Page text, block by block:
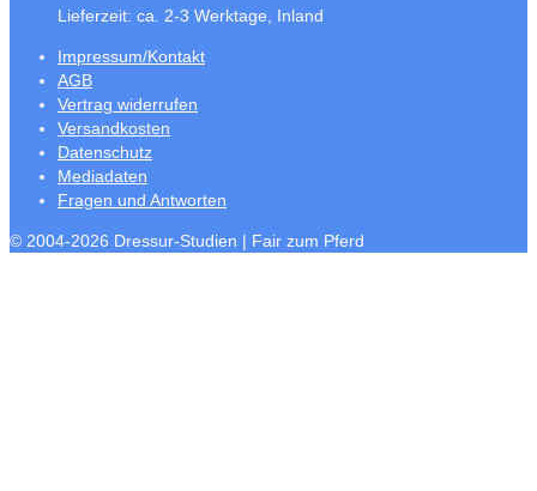
Lieferzeit: ca. 2-3 Werktage, Inland
Impressum/Kontakt
AGB
Vertrag widerrufen
Versandkosten
Datenschutz
Mediadaten
Fragen und Antworten
© 2004-2026 Dressur-Studien | Fair zum Pferd